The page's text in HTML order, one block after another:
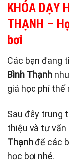
KHÓA DẠY
THẠNH –
bơi
Các bạn đang
Bình Thạnh
giá học phí thế
Sau đây trung
thiệu và tư vấn
Thạnhđể các
học bơi nhé.